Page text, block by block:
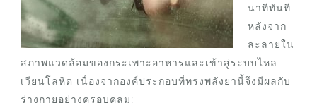
นาทีทันที
หลังจาก
ละลายใน
สภาพแวดล้อมของกระเพาะอาหารและเข้าสู่ระบบไหล
เวียนโลหิต เนื่องจากองค์ประกอบที่ทรงพลังยานี้จึงมีผลกับ
ร่างกายอย่างครอบคลุม: